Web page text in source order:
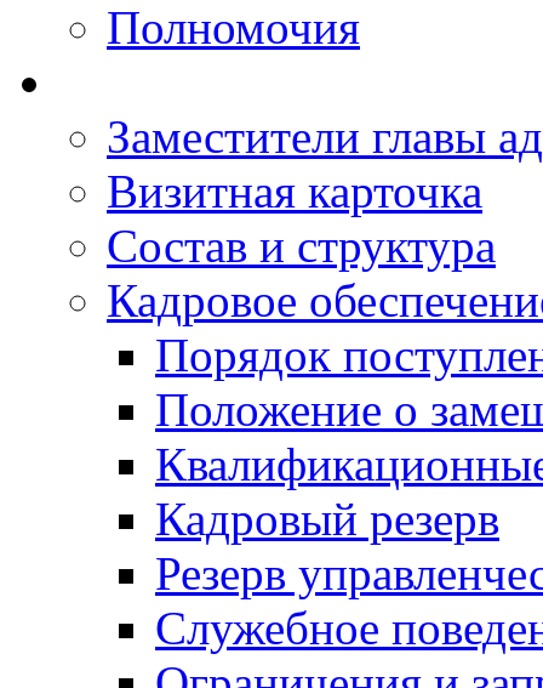
Полномочия
Заместители главы
Визитная карточка
Состав и структура
Кадровое
Порядок
Положение о
Кадровый резерв
Резерв
Служебное